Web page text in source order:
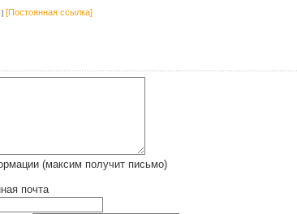
[Постоянная ссылка]
(максим получит письмо)
почта